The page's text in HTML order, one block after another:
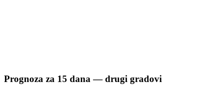
Prognoza za 15 dana — drugi gradovi